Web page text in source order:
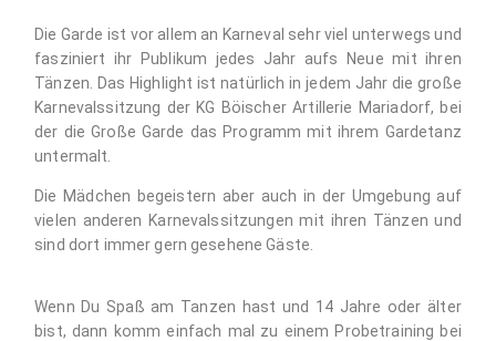
Die Garde ist vor allem an Karneval sehr viel unterwegs und
fasziniert ihr Publikum jedes Jahr aufs Neue mit ihren
Tänzen. Das Highlight ist natürlich in jedem Jahr die große
Karnevalssitzung der KG Böischer Artillerie Mariadorf, bei
der die Große Garde das Programm mit ihrem Gardetanz
untermalt.
Die Mädchen begeistern aber auch in der Umgebung auf
vielen anderen Karnevalssitzungen mit ihren Tänzen und
sind dort immer gern gesehene Gäste.
Wenn Du Spaß am Tanzen hast und 14 Jahre oder älter
bist, dann komm einfach mal zu einem Probetraining bei